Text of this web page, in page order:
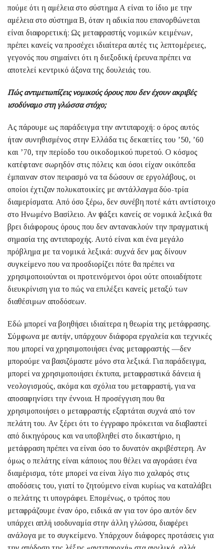
πούμε ότι η αμέλεια στο σύστημα Α είναι το ίδιο με την
αμέλεια στο σύστημα Β, όταν η αδικία που επανορθώνεται
είναι διαφορετική; Ως μεταφραστής νομικών κειμένων,
πρέπει κανείς να προσέχει ιδιαίτερα αυτές τις λεπτομέρειες,
γεγονός που σημαίνει ότι η διεξοδική έρευνα πρέπει να
αποτελεί κεντρικό άξονα της δουλειάς του.
Πώς αντιμετωπίζεις νομικούς όρους που δεν έχουν ακριβές
ισοδύναμο στη γλώσσα στόχο;
Ας πάρουμε ως παράδειγμα την αντιπαροχή: ο όρος αυτός
ήταν συνηθισμένος στην Ελλάδα τις δεκαετίες του ’50, ’60
και ’70, την περίοδο του οικοδομικού πυρετού. Ο κόσμος
κατέφτανε σωρηδόν στις πόλεις και όσοι είχαν οικόπεδα
έμπαιναν στον πειρασμό να τα δώσουν σε εργολάβους, οι
οποίοι έχτιζαν πολυκατοικίες με αντάλλαγμα δύο-τρία
διαμερίσματα. Από όσο ξέρω, δεν συνέβη ποτέ κάτι αντίστοιχο
στο Ηνωμένο Βασίλειο. Αν ψάξει κανείς σε νομικά λεξικά θα
βρει διάφορους όρους που δεν αντανακλούν την πραγματική
σημασία της αντιπαροχής. Αυτό είναι και ένα μεγάλο
πρόβλημα με τα νομικά λεξικά: συχνά δεν μας δίνουν
συγκείμενο που να προσδιορίζει πότε θα πρέπει να
χρησιμοποιούνται οι προτεινόμενοι όροι ούτε οποιαδήποτε
διευκρίνιση για το πώς να επιλέξει κανείς μεταξύ των
διαθέσιμων αποδόσεων.
Εδώ μπορεί να βοηθήσει ιδιαίτερα η θεωρία της μετάφρασης.
Σύμφωνα με αυτήν, υπάρχουν διάφορα εργαλεία και τεχνικές
που μπορεί να χρησιμοποιήσει ένας μεταφραστής —δεν
μπορούμε να βασιζόμαστε μόνο στα λεξικά. Για παράδειγμα,
μπορεί να χρησιμοποιήσει έκτυπα, μεταφραστικά δάνεια ή
νεολογισμούς, ακόμα και σχόλια του μεταφραστή, για να
αποσαφηνίσει την έννοια. Η προσέγγιση που θα
χρησιμοποιήσει ο μεταφραστής εξαρτάται συχνά από τον
πελάτη του. Αν ξέρει ότι το έγγραφο πρόκειται να διαβαστεί
από δικηγόρους και να υποβληθεί στο δικαστήριο, η
μετάφραση πρέπει να είναι όσο το δυνατόν ακριβέστερη. Αν
όμως ο πελάτης είναι κάποιος που θέλει να αγοράσει ένα
διαμέρισμα, τότε μπορεί να είναι λίγο πιο χαλαρός στις
αποδόσεις του, γιατί το ζητούμενο είναι κυρίως να καταλάβει
ο πελάτης τι υπογράφει. Επομένως, ο τρόπος που
μεταφράζουμε έναν όρο, ειδικά αν για τον όρο αυτόν δεν
υπάρχει απλή ισοδυναμία στην άλλη γλώσσα, διαφέρει
ανάλογα με το συγκείμενο. Υπάρχουν διάφορες προτάσεις για